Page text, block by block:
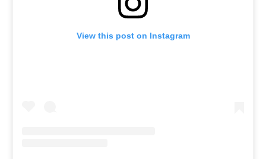
View this post on Instagram